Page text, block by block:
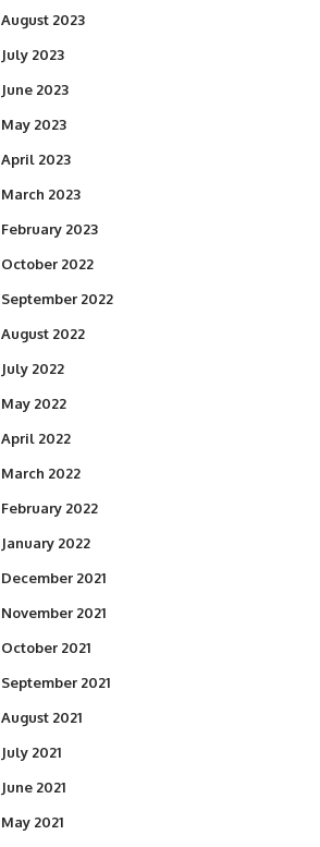
August 2023
July 2023
June 2023
May 2023
April 2023
March 2023
February 2023
October 2022
September 2022
August 2022
July 2022
May 2022
April 2022
March 2022
February 2022
January 2022
December 2021
November 2021
October 2021
September 2021
August 2021
July 2021
June 2021
May 2021